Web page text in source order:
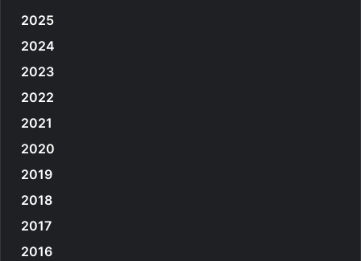
2025
2024
2023
2022
2021
2020
2019
2018
2017
2016